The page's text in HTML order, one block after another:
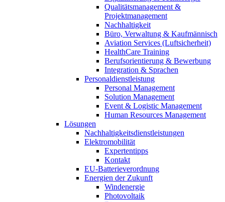
Qualitätsmanagement &
Projektmanagement
Nachhaltigkeit
Büro, Verwaltung & Kaufmännisch
Aviation Services (Luftsicherheit)
HealthCare Training
Berufsorientierung & Bewerbung
Integration & Sprachen
Personaldienstleistung
Personal Management
Solution Management
Event & Logistic Management
Human Resources Management
Lösungen
Nachhaltigkeitsdienstleistungen
Elektromobilität
Expertentipps
Kontakt
EU-Batterieverordnung
Energien der Zukunft
Windenergie
Photovoltaik